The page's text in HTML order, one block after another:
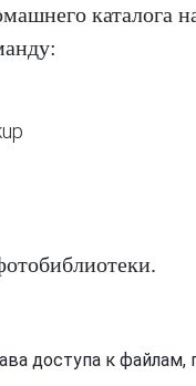
каталога
доступа к файлам,